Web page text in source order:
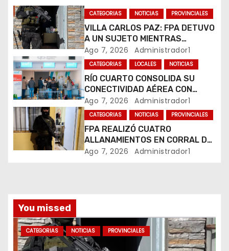
d
e
e
n
t
r
a
s
CATEGORIAS NOTICIAS PROVINCIALES
VILLA CARLOS PAZ: FPA DETUVO
A UN SUJETO MIENTRAS
COMERCIALIZABA COCAÍNA Y
MARIHUANA EN UNA PLAZA
Ago 7, 2026 Administrador1
CATEGORIAS LOCALES NOTICIAS
RÍO CUARTO CONSOLIDA SU
CONECTIVIDAD AÉREA CON
CUATRO VUELOS SEMANALES A
BUENOS AIRES
Ago 7, 2026 Administrador1
CATEGORIAS NOTICIAS PROVINCIALES
FPA REALIZÓ CUATRO
ALLANAMIENTOS EN CORRAL DE
BUSTOS-IFFLINGER
Ago 7, 2026 Administrador1
You missed
CATEGORIAS NOTICIAS PROVINCIALES